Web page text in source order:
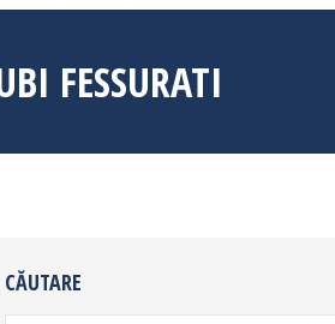
FESSURATI
CĂUTARE